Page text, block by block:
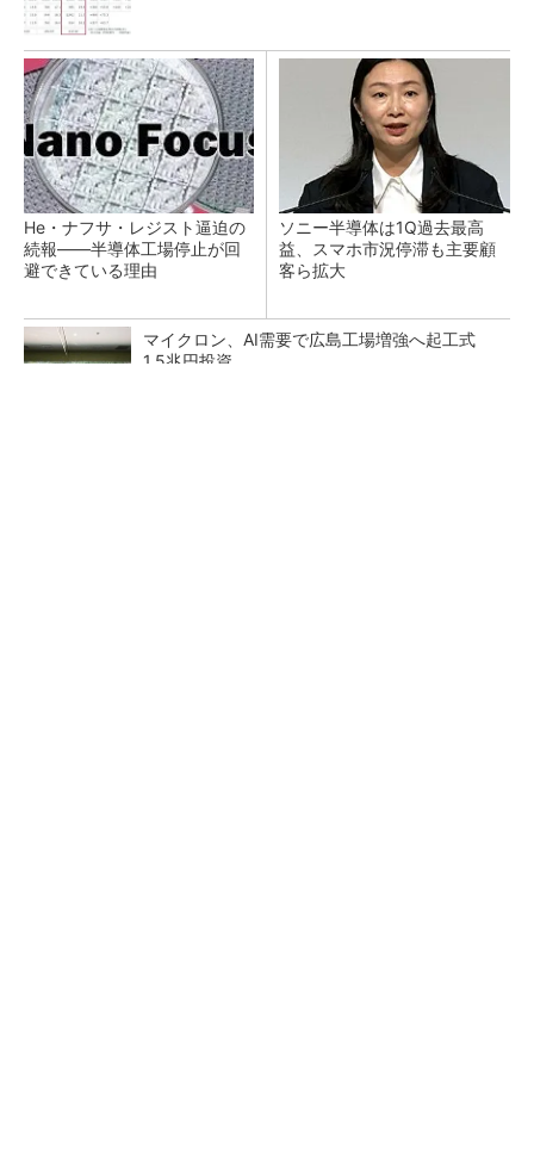
He・ナフサ・レジスト逼迫の
続報――半導体工場停止が回
避できている理由
ソニー半導体は1Q過去最高
益、スマホ市況停滞も主要顧
客ら拡大
マイクロン、AI需要で広島工場増強へ起工式
1.5兆円投資